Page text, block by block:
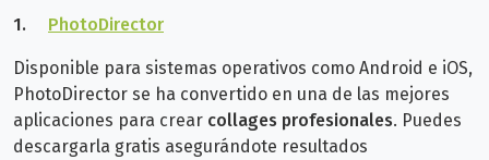
1. PhotoDirector
Disponible para sistemas operativos como Android e iOS,
PhotoDirector se ha convertido en una de las mejores
aplicaciones para crear collages profesionales. Puedes
descargarla gratis asegurándote resultados